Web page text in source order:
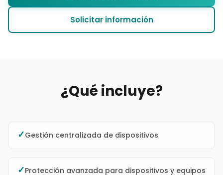
Solicitar información
¿Qué incluye?
✓Gestión centralizada de dispositivos
✓Protección avanzada para dispositivos y equipos